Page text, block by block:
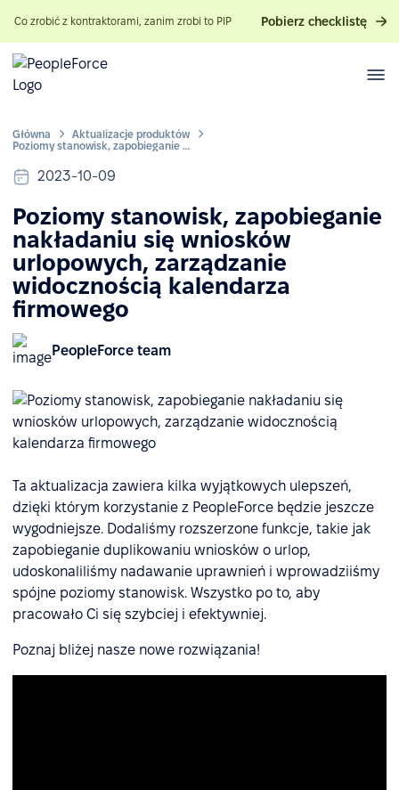
Co zrobić z kontraktorami, zanim zrobi to PIP Pobierz checklistę
Główna
Aktualizacje produktów
Poziomy stanowisk, zapobieganie nakładaniu się wniosków urlopowych, zarządzanie widocznością kalendarza firmowego
2023-10-09
Poziomy stanowisk, zapobieganie
nakładaniu się wniosków
urlopowych, zarządzanie
widocznością kalendarza
firmowego
PeopleForce team
Ta aktualizacja zawiera kilka wyjątkowych ulepszeń,
dzięki którym korzystanie z PeopleForce będzie jeszcze
wygodniejsze. Dodaliśmy rozszerzone funkcje, takie jak
zapobieganie duplikowaniu wniosków o urlop,
udoskonaliliśmy nadawanie uprawnień i wprowadziiśmy
spójne poziomy stanowisk. Wszystko po to, aby
pracowało Ci się szybciej i efektywniej.
Poznaj bliżej nasze nowe rozwiązania!